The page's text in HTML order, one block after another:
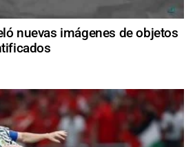
nuevas imágenes de objetos